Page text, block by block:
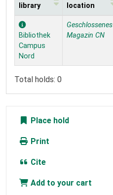
Holdings
library
location
Bibliothek
Campus
Nord
Geschlossenes
Magazin CN
Total holds: 0
Place hold
Print
Cite
Add to your cart